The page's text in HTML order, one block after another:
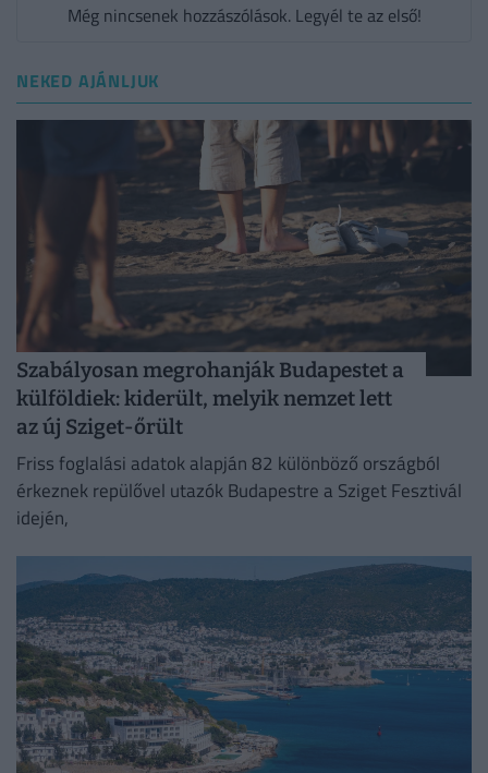
Még nincsenek hozzászólások. Legyél te az első!
NEKED AJÁNLJUK
Szabályosan megrohanják Budapestet a
külföldiek: kiderült, melyik nemzet lett
az új Sziget-őrült
Friss foglalási adatok alapján 82 különböző országból
érkeznek repülővel utazók Budapestre a Sziget Fesztivál
idején,